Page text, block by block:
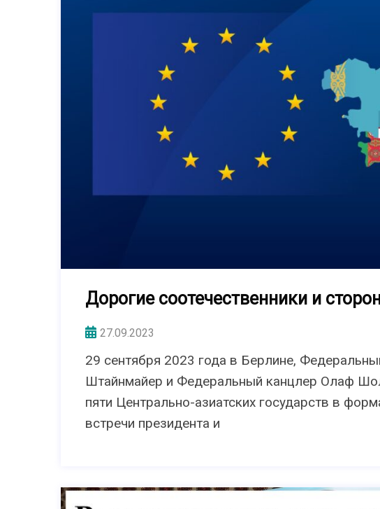
Дорогие соотечественники и
27.09.2023
29 сентября 2023 года в Берлине,
Штайнмайер и Федеральный канцлер Олаф
пяти Центрально-азиатских государств в
встречи президента и